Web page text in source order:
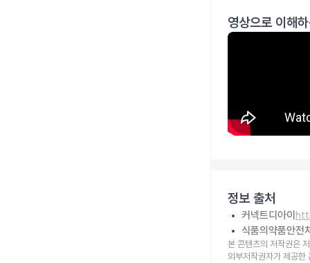
영상으로 이해
정보 출처
커넥트디아이
식품의약품안전
본 콘텐츠의 저작권은
외부저작권자가 제공한